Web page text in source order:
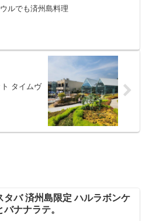
ルでも済州島料理
タイムヴ
タバ 済州島限定 ハルラボンケ
バナナラテ。